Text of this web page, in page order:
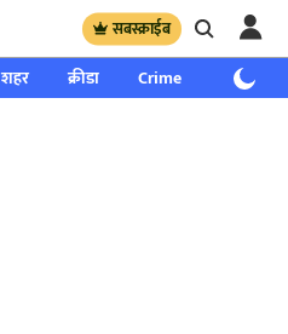
सबस्क्राईब
शहर क्रीडा Crime साप्ताहिक